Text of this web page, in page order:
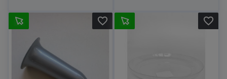
favorite_border favorite_border